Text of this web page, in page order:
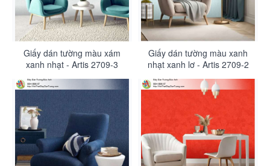
Giấy dán tường màu xám
xanh nhạt - Artis 2709-3
Giấy dán tường màu xanh
nhạt xanh lơ - Artis 2709-2